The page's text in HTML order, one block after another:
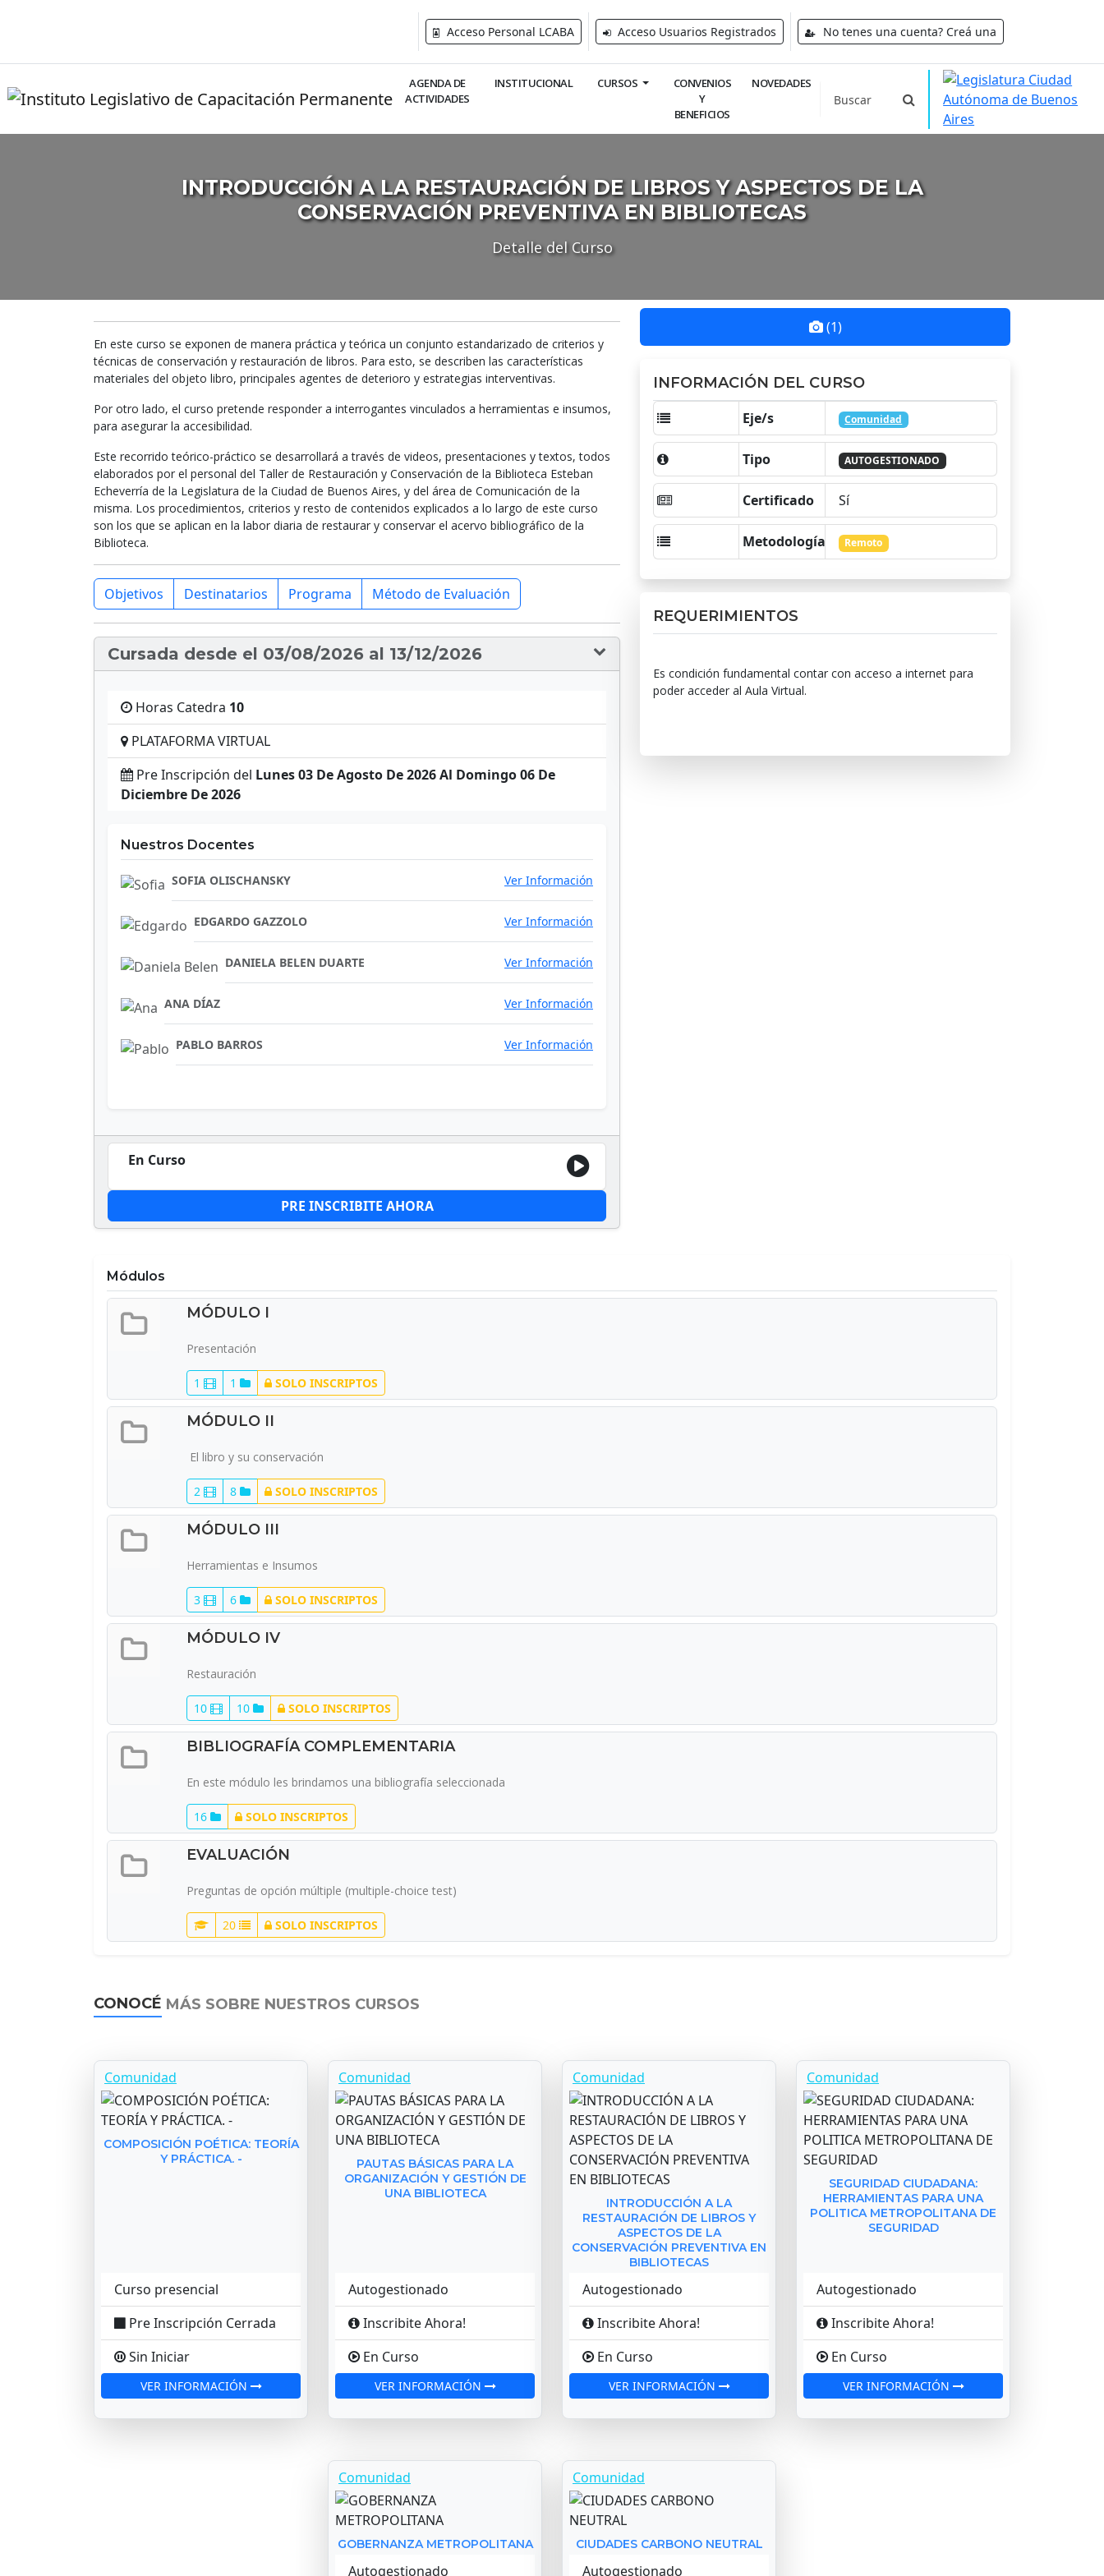
Acceso Personal LCABA Acceso Usuarios Registrados No tenes una cuenta? Creá una
AGENDA DE
ACTIVIDADES
INSTITUCIONAL CURSOS
CONVENIOS
Y
BENEFICIOS
NOVEDADES
INTRODUCCIÓN A LA RESTAURACIÓN DE LIBROS Y ASPECTOS DE LA
CONSERVACIÓN PREVENTIVA EN BIBLIOTECAS
Detalle del Curso
En este curso se exponen de manera práctica y teórica un conjunto estandarizado de criterios y
técnicas de conservación y restauración de libros. Para esto, se describen las características
materiales del objeto libro, principales agentes de deterioro y estrategias interventivas.
Por otro lado, el curso pretende responder a interrogantes vinculados a herramientas e insumos,
para asegurar la accesibilidad.
Este recorrido teórico-práctico se desarrollará a través de videos, presentaciones y textos, todos
elaborados por el personal del Taller de Restauración y Conservación de la Biblioteca Esteban
Echeverría de la Legislatura de la Ciudad de Buenos Aires, y del área de Comunicación de la
misma. Los procedimientos, criterios y resto de contenidos explicados a lo largo de este curso
son los que se aplican en la labor diaria de restaurar y conservar el acervo bibliográfico de la
Biblioteca.
Objetivos Destinatarios Programa Método de Evaluación
Cursada desde el 03/08/2026 al 13/12/2026
Horas Catedra 10
PLATAFORMA VIRTUAL
Pre Inscripción del Lunes 03 De Agosto De 2026 Al Domingo 06 De
Diciembre De 2026
Nuestros Docentes
SOFIA OLISCHANSKY Ver Información
EDGARDO GAZZOLO Ver Información
DANIELA BELEN DUARTE Ver Información
ANA DÍAZ Ver Información
PABLO BARROS Ver Información
En Curso
PRE INSCRIBITE AHORA
(1)
INFORMACIÓN DEL CURSO
Eje/s
Comunidad
Tipo AUTOGESTIONADO
Certificado Sí
Metodología Remoto
REQUERIMIENTOS
Es condición fundamental contar con acceso a internet para
poder acceder al Aula Virtual.
Módulos
MÓDULO I
Presentación
1 1 SOLO INSCRIPTOS
MÓDULO II
El libro y su conservación
2 8 SOLO INSCRIPTOS
MÓDULO III
Herramientas e Insumos
3 6 SOLO INSCRIPTOS
MÓDULO IV
Restauración
10 10 SOLO INSCRIPTOS
BIBLIOGRAFÍA COMPLEMENTARIA
En este módulo les brindamos una bibliografía seleccionada
16 SOLO INSCRIPTOS
EVALUACIÓN
Preguntas de opción múltiple (multiple-choice test)
20 SOLO INSCRIPTOS
CONOCÉ MÁS SOBRE NUESTROS CURSOS
Comunidad
COMPOSICIÓN POÉTICA: TEORÍA
Y PRÁCTICA. -
Curso presencial
Pre Inscripción Cerrada
Sin Iniciar
VER INFORMACIÓN
Comunidad
PAUTAS BÁSICAS PARA LA
ORGANIZACIÓN Y GESTIÓN DE
UNA BIBLIOTECA
Autogestionado
Inscribite Ahora!
En Curso
VER INFORMACIÓN
Comunidad
INTRODUCCIÓN A LA
RESTAURACIÓN DE LIBROS Y
ASPECTOS DE LA
CONSERVACIÓN PREVENTIVA EN
BIBLIOTECAS
Autogestionado
Inscribite Ahora!
En Curso
VER INFORMACIÓN
Comunidad
SEGURIDAD CIUDADANA:
HERRAMIENTAS PARA UNA
POLITICA METROPOLITANA DE
SEGURIDAD
Autogestionado
Inscribite Ahora!
En Curso
VER INFORMACIÓN
Comunidad
GOBERNANZA METROPOLITANA
Autogestionado
Comunidad
CIUDADES CARBONO NEUTRAL
Autogestionado